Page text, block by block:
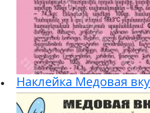
Наклейка Медовая